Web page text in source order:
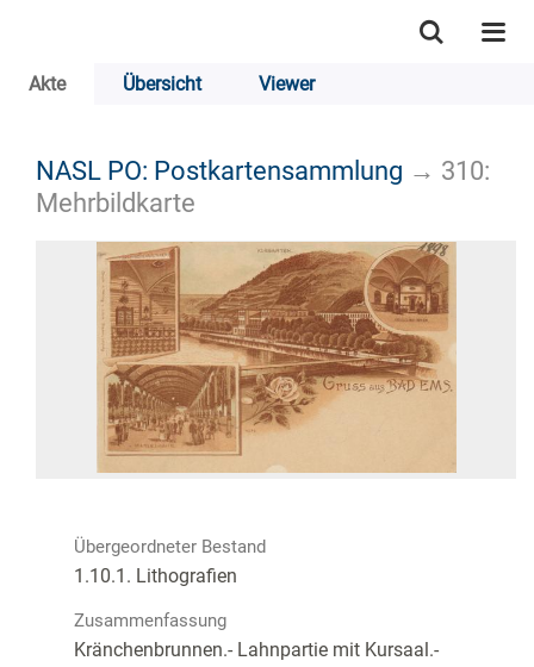
Akte Übersicht Viewer
NASL PO: Postkartensammlung → 310:
Mehrbildkarte
Übergeordneter Bestand
1.10.1. Lithografien
Zusammenfassung
Kränchenbrunnen.- Lahnpartie mit Kursaal.-